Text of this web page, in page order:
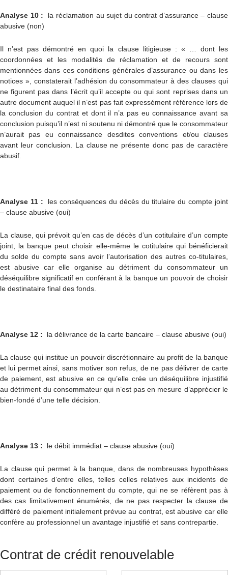
Analyse 10 :
la réclamation au sujet du contrat d’assurance – clause
abusive (non)
Il n’est pas démontré en quoi la clause litigieuse : « … dont les
coordonnées et les modalités de réclamation et de recours sont
mentionnées dans ces conditions générales d’assurance ou dans les
notices », constaterait l’adhésion du consommateur à des clauses qui
ne figurent pas dans l’écrit qu’il accepte ou qui sont reprises dans un
autre document auquel il n’est pas fait expressément référence lors de
la conclusion du contrat et dont il n’a pas eu connaissance avant sa
conclusion puisqu’il n’est ni soutenu ni démontré que le consommateur
n’aurait pas eu connaissance desdites conventions et/ou clauses
avant leur conclusion. La clause ne présente donc pas de caractère
abusif.
Analyse 11 :
les conséquences du décès du titulaire du compte joint
– clause abusive (oui)
La clause, qui prévoit qu’en cas de décès d’un cotitulaire d’un compte
joint, la banque peut choisir elle-même le cotitulaire qui bénéficierait
du solde du compte sans avoir l’autorisation des autres co-titulaires,
est abusive car elle organise au détriment du consommateur un
déséquilibre significatif en conférant à la banque un pouvoir de choisir
le destinataire final des fonds.
Analyse 12 : la délivrance de la carte bancaire – clause abusive (oui)
La clause qui institue un pouvoir discrétionnaire au profit de la banque
et lui permet ainsi, sans motiver son refus, de ne pas délivrer de carte
de paiement, est abusive en ce qu’elle crée un déséquilibre injustifié
au détriment du consommateur qui n’est pas en mesure d’apprécier le
bien-fondé d’une telle décision.
Analyse 13 : le débit immédiat – clause abusive (oui)
La clause qui permet à la banque, dans de nombreuses hypothèses
dont certaines d’entre elles, telles celles relatives aux incidents de
paiement ou de fonctionnement du compte, qui ne se réfèrent pas à
des cas limitativement énumérés, de ne pas respecter la clause de
différé de paiement initialement prévue au contrat, est abusive car elle
confère au professionnel un avantage injustifié et sans contrepartie.
Contrat de crédit renouvelable